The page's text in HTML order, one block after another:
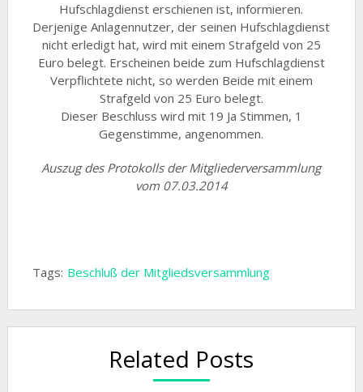
Hufschlagdienst erschienen ist, informieren.
Derjenige Anlagennutzer, der seinen Hufschlagdienst
nicht erledigt hat, wird mit einem Strafgeld von 25
Euro belegt. Erscheinen beide zum Hufschlagdienst
Verpflichtete nicht, so werden Beide mit einem
Strafgeld von 25 Euro belegt.
Dieser Beschluss wird mit 19 Ja Stimmen, 1
Gegenstimme, angenommen.
Auszug des Protokolls der Mitgliederversammlung
vom 07.03.2014
Tags: Beschluß der Mitgliedsversammlung
Related Posts